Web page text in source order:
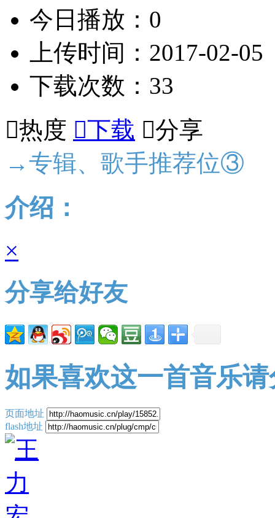
今日播放：0
上传时间：2017-02-05
下载次数：33
热度 下载 分享
→专辑、歌手推荐位③
介绍：
×
分享给好友
如果喜欢这一首音乐
页面地址
flash地址